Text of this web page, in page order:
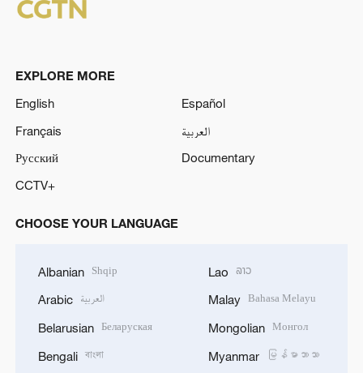
EXPLORE MORE
English
Español
Français
العربية
Русский
Documentary
CCTV+
CHOOSE YOUR LANGUAGE
Albanian Shqip
Arabic العربية
Belarusian Беларуская
Bengali বাংলা
Lao ລາວ
Malay Bahasa Melayu
Mongolian Монгол
Myanmar မြန်မာဘာသာ